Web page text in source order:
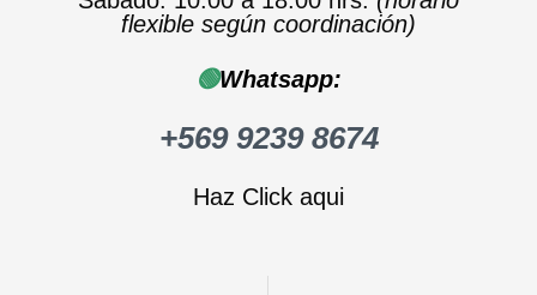
flexible según coordinación)
🟢Whatsapp:
+569 9239 8674
Haz Click aqui